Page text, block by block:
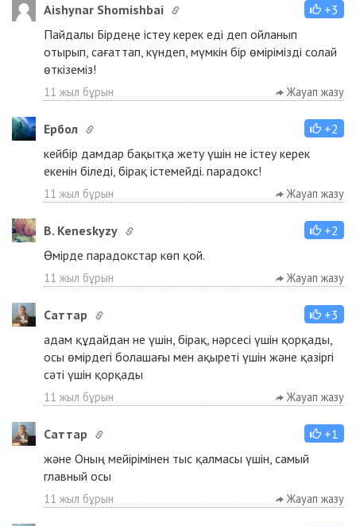
Aishynar Shomishbai
+3
Пайдалы Бірдеңе істеу керек еді деп ойланып
отырып, сағаттап, күндеп, мүмкін бір өмірімізді солай
өткіземіз!
11 жыл бұрын Жауап жазу
Ербол
+2
кейбір дамдар бақытқа жету үшін не істеу керек
екенін біледі, бірақ істемейді. парадокс!
11 жыл бұрын Жауап жазу
B. Keneskyzy
+2
Өмірде парадокстар көп қой.
11 жыл бұрын Жауап жазу
Cаттар
+3
aдам құдайдан не үшін, бірақ, нәрсесі үшін қорқады,
осы өмірдегі болашағы мен ақыреті үшін және қазіргі
сәті үшін қорқады
11 жыл бұрын Жауап жазу
Cаттар
+1
және Оның мейірімінен тыс қалмасы үшін, самый
главный осы
11 жыл бұрын Жауап жазу